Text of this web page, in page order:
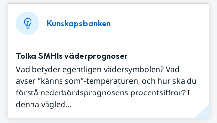
Kunskapsbanken
Tolka SMHIs väderprognoser
Vad betyder egentligen vädersymbolen? Vad
avser ”känns som”-temperaturen, och hur ska du
förstå nederbördsprognosens procentsiffror? I
denna vägled...